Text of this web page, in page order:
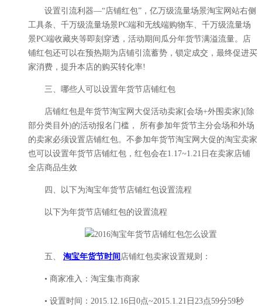
设置引流利器—“店铺红包”，亿万级流量场景淘宝网站右侧
工具条、千万级流量场景PC端和无线端购物车、千万级流量场
景PC端收藏夹等即刻穿透，活动期间瓜分年货节满溢流量。店
铺红包还可以在预热期为店铺引流蓄势，锁定成交，最终促进买
家消费，提升本店的购买转化率!
三、哪些人可以设置年货节店铺红包
店铺红包是年货节淘宝网大促活动卖家[会场+外围卖家](除
部分类目外)的活动报名门槛， 所有参加年货节主分会场和外场
的卖家必须设置店铺红包。不参加年货节淘宝网大促的淘宝卖家
也可以设置年货节店铺红包，红包会在1.17~1.21日在卖家店铺
全店商品生效
四、以下为淘宝年货节店铺红包设置流程
以下为年货节店铺红包的设置流程
五、 淘宝年货节时间 店铺红包卖家设置规则：
• 商家准入：淘宝集市商家
• 设置时间：2015.12.16日0点~2015.1.21日23点59分59秒